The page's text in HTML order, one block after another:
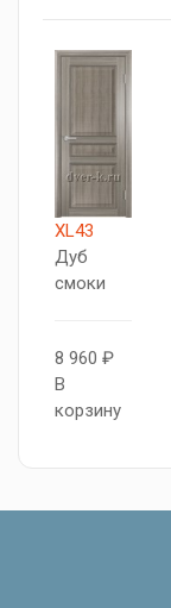
XL43
Дуб
смоки
8 960 ₽
В
корзину